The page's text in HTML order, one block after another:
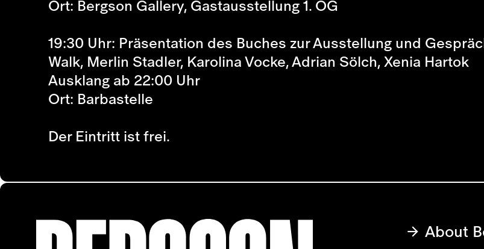
Ort: Bergson Gallery, Gastausstellung 1. OG
19:30 Uhr: Präsentation des Buches zur Ausstellung und
Walk, Merlin Stadler, Karolina Vocke, Adrian Sölch, Xenia Hartok
Ausklang ab 22:00 Uhr
Ort: Barbastelle
Der Eintritt ist frei.
About